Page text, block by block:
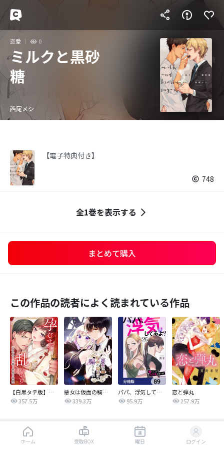
恋愛 0
ミルクと黒砂
糖
西尾メシ
【電子特典付き】
748
全1巻を表示する
まとめて購入
この作品の読者によく読まれている作品
【白黒タテ版】孕むまで乱れいけ～身代わり花嫁と軍服の猛愛
357.5万
悪女は仮面の騎士に騙されない
339.3万
パパ、浮気してるよ？娘と二人でクズ夫を捨てます【分冊版】
95.9万
恋と弾丸
257.9万
同じジャンルの人気作品はじめから読む
ホーム 受取BOX 曜日 ログイン